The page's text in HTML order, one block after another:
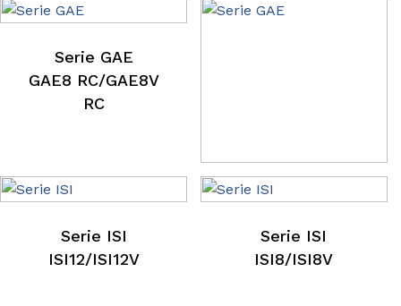
Serie GAE
GAE8 RC/GAE8V
RC
Serie GAE
Serie ISI
ISI12/ISI12V
Serie ISI
ISI8/ISI8V